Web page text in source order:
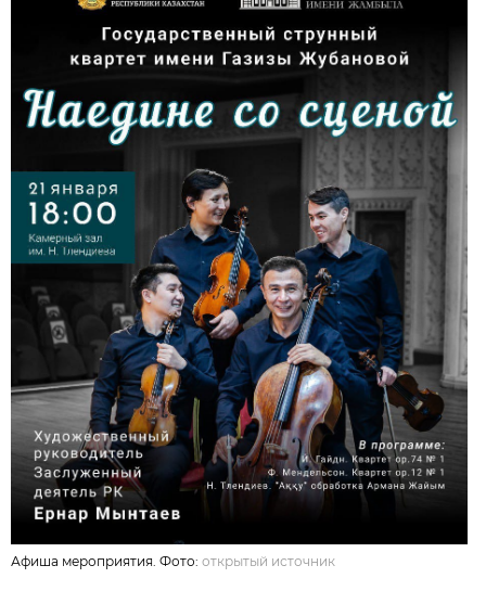
Афиша мероприятия. Фото:открытый источник